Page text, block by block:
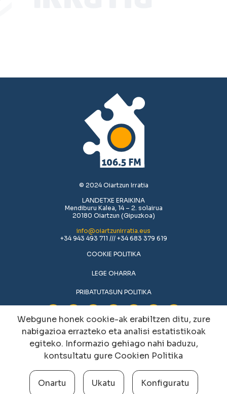
© 2024 Oiartzun Irratia
LANDETXE ERAIKINA
Mendiburu Kalea, 14 – 2. solairua
20180 Oiartzun (Gipuzkoa)
info@oiartzunirratia.eus
+34 943 493 711 /// +34 683 379 619
COOKIE POLITIKA
LEGE OHARRA
PRIBATUTASUN POLITIKA
Cookien konfigurazioa aldatu
Webgune honek cookie-ak erabiltzen ditu, zure
nabigazioa errazteko eta analisi estatistikoak
egiteko. Informazio gehiago nahi baduzu,
kontsultatu gure Cookien Politika
Onartu Ukatu Konfiguratu